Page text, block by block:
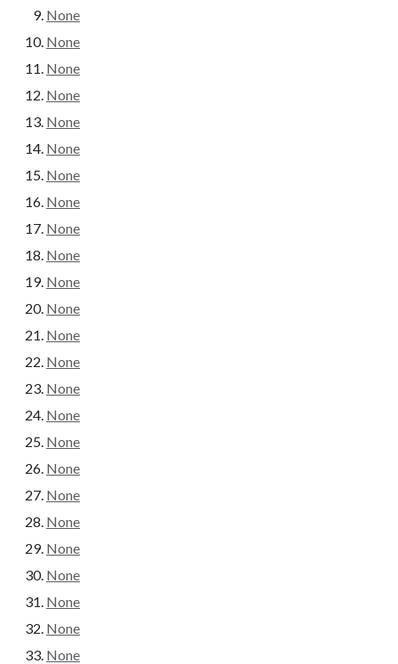
None
None
None
None
None
None
None
None
None
None
None
None
None
None
None
None
None
None
None
None
None
None
None
None
None